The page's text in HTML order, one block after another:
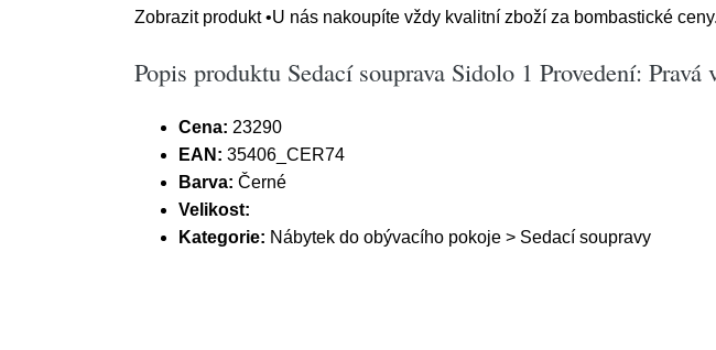
Zobrazit produkt •U nás nakoupíte vždy kvalitní zboží za bombastické
Popis produktu Sedací souprava Sidolo 1 Provedení:
Cena: 23290
EAN: 35406_CER74
Barva: Černé
Velikost:
Kategorie: Nábytek do obývacího pokoje > Sedací soupravy